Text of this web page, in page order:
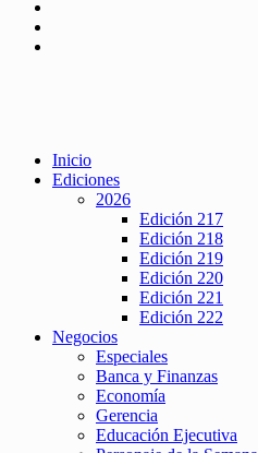
Inicio
Ediciones
2026
Edición 217
Edición 218
Edición 219
Edición 220
Edición 221
Edición 222
Negocios
Especiales
Banca y Finanzas
Economía
Gerencia
Educación Ejecutiva